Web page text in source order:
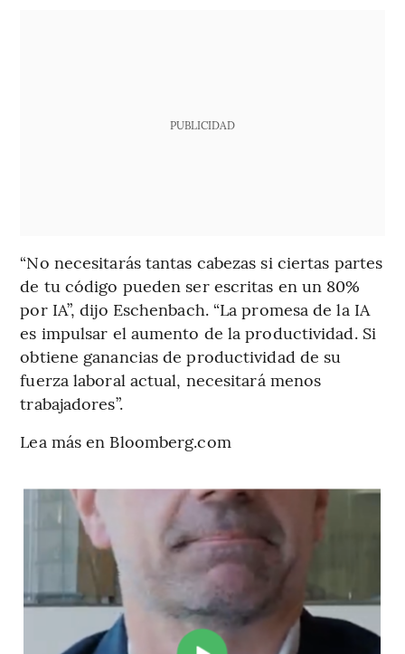
PUBLICIDAD
“No necesitarás tantas cabezas si ciertas partes
de tu código pueden ser escritas en un 80%
por IA”, dijo Eschenbach. “La promesa de la IA
es impulsar el aumento de la productividad. Si
obtiene ganancias de productividad de su
fuerza laboral actual, necesitará menos
trabajadores”.
Lea más en Bloomberg.com